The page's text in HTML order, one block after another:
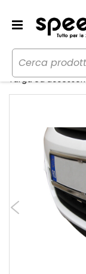
Home Auto
Targa ed accessori